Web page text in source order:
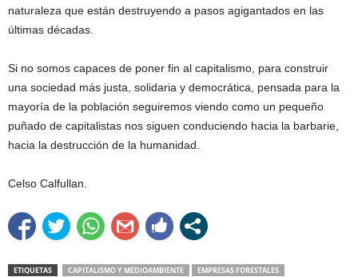
naturaleza que están destruyendo a pasos agigantados en las
últimas décadas.
Si no somos capaces de poner fin al capitalismo, para construir
una sociedad más justa, solidaria y democrática, pensada para la
mayoría de la población seguiremos viendo como un pequeño
puñado de capitalistas nos siguen conduciendo hacia la barbarie,
hacia la destrucción de la humanidad.
Celso Calfullan.
ETIQUETAS CAPITALISMO Y MEDIOAMBIENTE EMPRESAS FORESTALES